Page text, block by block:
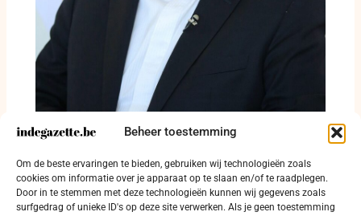
Beheer toestemming
Om de beste ervaringen te bieden, gebruiken wij technologieën zoals
cookies om informatie over je apparaat op te slaan en/of te raadplegen.
Door in te stemmen met deze technologieën kunnen wij gegevens zoals
surfgedrag of unieke ID's op deze site verwerken. Als je geen toestemming
Mohammad Javad Zarif waarschuwt voor
langdurige sluiting van Straat van Hormuz
4 augustus 2026